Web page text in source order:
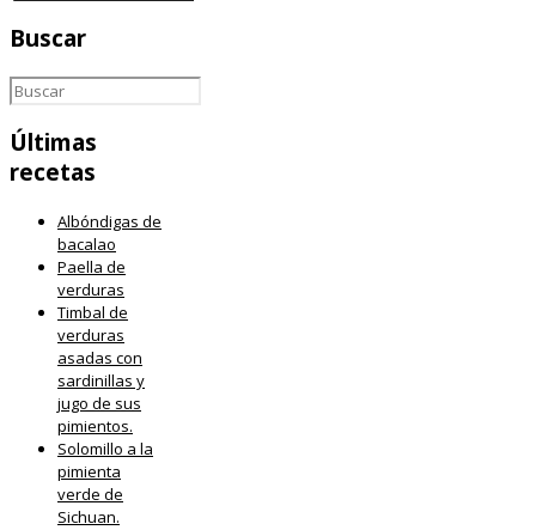
Buscar
Últimas
recetas
Albóndigas de
bacalao
Paella de
verduras
Timbal de
verduras
asadas con
sardinillas y
jugo de sus
pimientos.
Solomillo a la
pimienta
verde de
Sichuan.